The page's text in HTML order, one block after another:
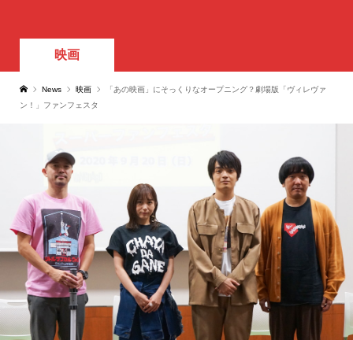
映画
News 映画
「あの映画」にそっくりなオープニング？劇場版「ヴィレヴァ
ン！」ファンフェスタ